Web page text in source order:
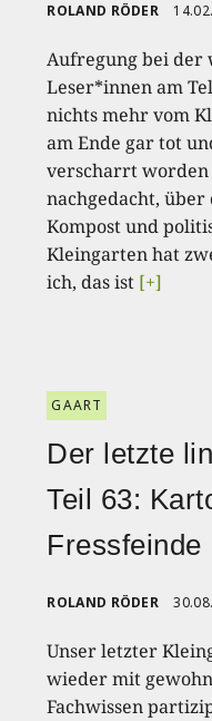
ROLAND RÖDER
Aufregung bei der
Leser*innen am
nichts mehr vom
am Ende gar tot
verscharrt worden
nachgedacht, über
Kompost und
Kleingarten hat
ich, das ist [+]
GAART
Der letzte
Teil 63:
Fressfeinde
ROLAND RÖDER
Unser letzter
wieder mit
Fachwissen